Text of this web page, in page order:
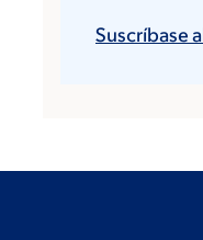
Suscríbase